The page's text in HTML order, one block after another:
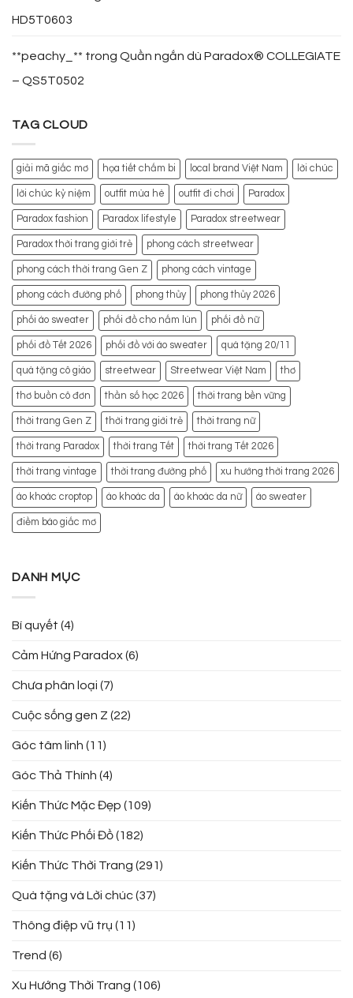
HD5T0603
**peachy_** trong Quần ngắn dù Paradox® COLLEGIATE
– QS5T0502
TAG CLOUD
giải mã giấc mơ họa tiết chấm bi local brand Việt Nam lời chúc
lời chúc kỷ niệm outfit mùa hè outfit đi chơi Paradox
Paradox fashion Paradox lifestyle Paradox streetwear
Paradox thời trang giới trẻ phong cách streetwear
phong cách thời trang Gen Z phong cách vintage
phong cách đường phố phong thủy phong thủy 2026
phối áo sweater phối đồ cho nấm lùn phối đồ nữ
phối đồ Tết 2026 phối đồ với áo sweater quà tặng 20/11
quà tặng cô giáo streetwear Streetwear Việt Nam thơ
thơ buồn cô đơn thần số học 2026 thời trang bền vững
thời trang Gen Z thời trang giới trẻ thời trang nữ
thời trang Paradox thời trang Tết thời trang Tết 2026
thời trang vintage thời trang đường phố xu hướng thời trang 2026
áo khoác croptop áo khoác da áo khoác da nữ áo sweater
điềm báo giấc mơ
DANH MỤC
Bí quyết (4)
Cảm Hứng Paradox(6)
Chưa phân loại (7)
Cuộc sống gen Z (22)
Góc tâm linh (11)
Góc Thả Thính (4)
Kiến Thức Mặc Đẹp (109)
Kiến Thức Phối Đồ(182)
Kiến Thức Thời Trang (291)
Quà tặng và Lời chúc(37)
Thông điệp vũ trụ (11)
Trend (6)
Xu Hướng Thời Trang (106)